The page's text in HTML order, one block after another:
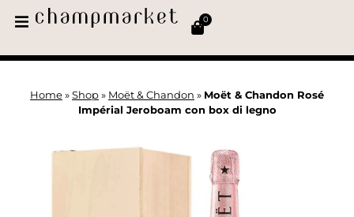
0
Home » Shop » Moët & Chandon » Moët & Chandon Rosé
Impérial Jeroboam con box di legno